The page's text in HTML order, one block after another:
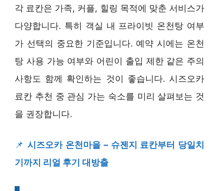
각 료칸은 가족, 커플, 힐링 목적에 맞춘 서비스가
다양합니다. 특히 객실 내 프라이빗 온천탕 여부
가 선택의 중요한 기준입니다. 예약 시에는 온천
탕 사용 가능 여부와 어린이 출입 제한 같은 주의
사항도 함께 확인하는 것이 좋습니다. 시즈오카
료칸 추천 중 관심 가는 숙소를 미리 살펴보는 것
을 권장합니다.
📌시즈오카 온천마을 – 슈젠지 료칸부터 당일치
기까지 리얼 후기 대방출